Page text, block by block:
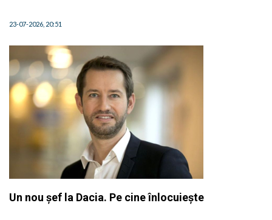
23-07-2026, 20:51
Un nou șef la Dacia. Pe cine înlocuiește